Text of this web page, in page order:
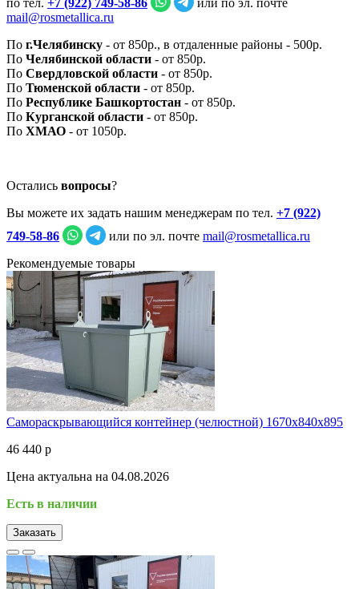
mail@rosmetallica.ru
По г.Челябинску - от 850р., в отдаленные районы - 500р.
По Челябинской области - от 850р.
По Свердловской области - от 850р.
По Тюменской области - от 850р.
По Республике Башкортостан - от 850р.
По Курганской области - от 850р.
По ХМАО - от 1050р.
Остались вопросы?
Вы можете их задать нашим менеджерам по тел. +7 (922)
749‑58‑86
или по эл. почте mail@rosmetallica.ru
Рекомендуемые товары
Самораскрывающийся контейнер (челюстной) 1670х840х895
46 440 р
Цена актуальна на 04.08.2026
Есть в наличии
Заказать